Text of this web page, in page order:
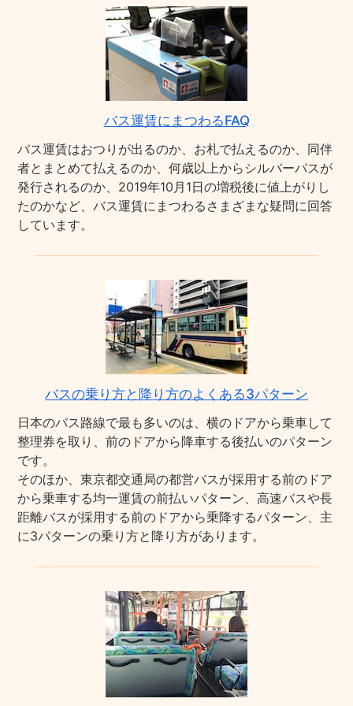
バス運賃にまつわるFAQ
バス運賃はおつりが出るのか、お札で払えるのか、同伴
者とまとめて払えるのか、何歳以上からシルバーパスが
発行されるのか、2019年10月1日の増税後に値上がりし
たのかなど、バス運賃にまつわるさまざまな疑問に回答
しています。
バスの乗り方と降り方のよくある3パターン
日本のバス路線で最も多いのは、横のドアから乗車して
整理券を取り、前のドアから降車する後払いのパターン
です。
そのほか、東京都交通局の都営バスが採用する前のドア
から乗車する均一運賃の前払いパターン、高速バスや長
距離バスが採用する前のドアから乗降するパターン、主
に3パターンの乗り方と降り方があります。